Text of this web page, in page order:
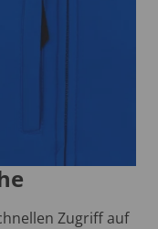
Zugriff auf